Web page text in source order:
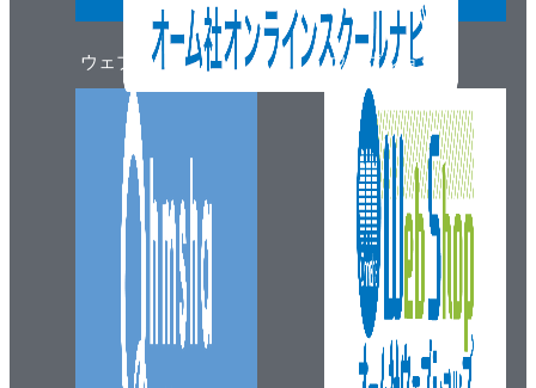
ウェブマガジン ウェブショップ